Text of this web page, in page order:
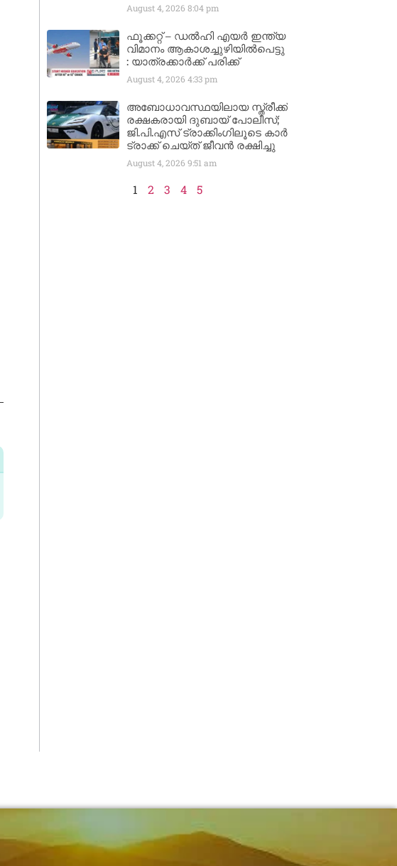
August 4, 2026 8:04 pm
ഫൂക്കറ്റ് – ഡൽഹി എയര്‍ ഇന്ത്യ
വിമാനം ആകാശച്ചുഴിയില്‍പെട്ടു
: യാത്രക്കാര്‍ക്ക് പരിക്ക്
August 4, 2026 4:33 pm
അബോധാവസ്ഥയിലായ സ്ത്രീക്ക്
രക്ഷകരായി ദുബായ് പോലീസ്;
ജി.പി.എസ് ട്രാക്കിംഗിലൂടെ കാർ
ട്രാക്ക് ചെയ്ത് ജീവൻ രക്ഷിച്ചു
August 4, 2026 9:51 am
1 2 3 4 5